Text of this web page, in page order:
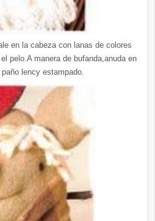
en la cabeza con lanas de colores
pelo.A manera de bufanda,anuda en
lency estampado.